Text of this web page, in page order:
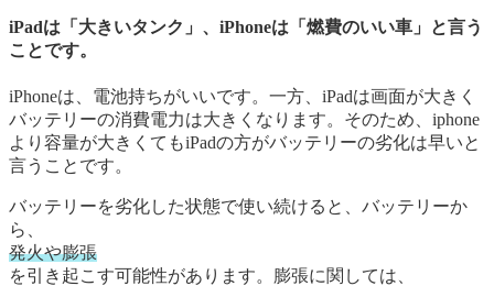
iPadは「大きいタンク」、iPhoneは「燃費のいい車」と言う
ことです。
iPhoneは、電池持ちがいいです。一方、iPadは画面が大きく
バッテリーの消費電力は大きくなります。そのため、iphone
より容量が大きくてもiPadの方がバッテリーの劣化は早いと
言うことです。
バッテリーを劣化した状態で使い続けると、バッテリーか
ら、
発火や膨張
を引き起こす可能性があります。膨張に関しては、